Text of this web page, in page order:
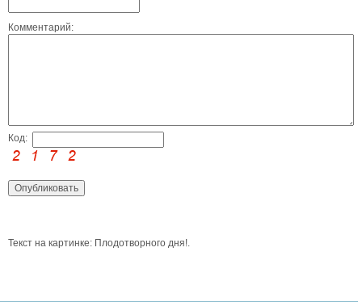
Комментарий:
Код:
Текст на картинке: Плодотворного дня!.